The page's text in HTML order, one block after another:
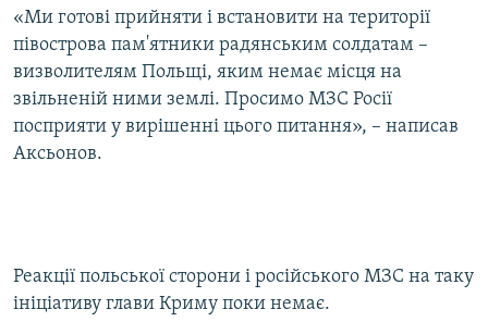
«Ми готові прийняти і встановити на території
півострова пам'ятники радянським солдатам –
визволителям Польщі, яким немає місця на
звільненій ними землі. Просимо МЗС Росії
посприяти у вирішенні цього питання», – написав
Аксьонов.
Реакції польської сторони і російського МЗС на таку
ініціативу глави Криму поки немає.